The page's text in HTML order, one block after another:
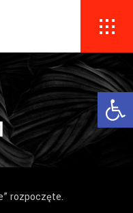
rozpoczęte.